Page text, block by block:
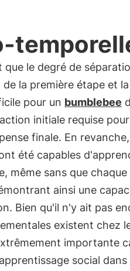
le degré de
la première étape et la
pour un bumblebee
initiale requise pour
finale. En
été capables
même sans que chaque
ainsi une
Bien qu'il n'y ait pas
existent chez
importante
social dans